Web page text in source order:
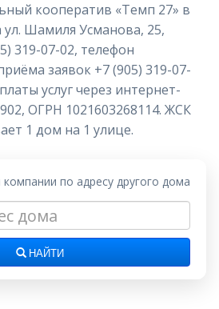
кооператив «Темп 27» в
ул. Шамиля Усманова, 25,
319-07-02, телефон
заявок +7 (905) 319-07-
услуг через интернет-
ОГРН 1021603268114. ЖСК
1 дом на 1 улице.
по адресу другого дома
НАЙТИ